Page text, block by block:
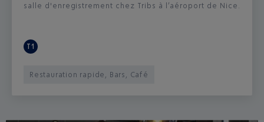
salle d'enregistrement chez Tribs à l’aéroport de Nice.
T1
Restauration rapide, Bars, Café